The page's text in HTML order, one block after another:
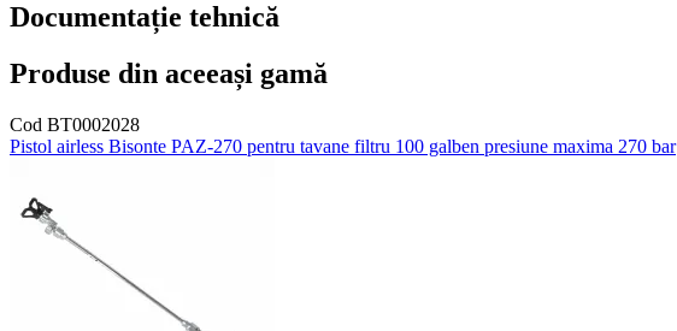
Documentație tehnică
Produse din aceeași gamă
Cod BT0002028
Pistol airless Bisonte PAZ-270 pentru tavane filtru 100 galben presiune maxima 270 bar